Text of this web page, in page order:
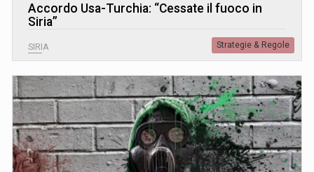
Accordo Usa-Turchia: “Cessate il fuoco in
Siria”
SIRIA Strategie & Regole